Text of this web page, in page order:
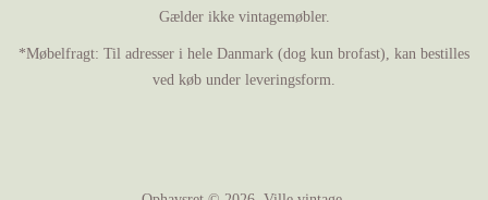
Gælder ikke vintagemøbler.
*Møbelfragt: Til adresser i hele Danmark (dog kun brofast), kan bestilles
ved køb under leveringsform.